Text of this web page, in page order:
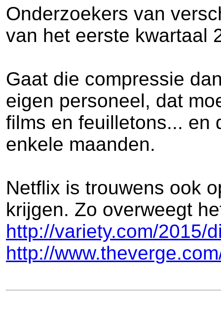
Onderzoekers van
van het eerste kwartaal
Gaat die compressie
eigen personeel, dat
films en feuilletons... en
enkele maanden.
Netflix is trouwens ook
krijgen. Zo overweegt
http://variety.com/2015/
http://